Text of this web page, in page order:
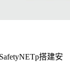
搭建安